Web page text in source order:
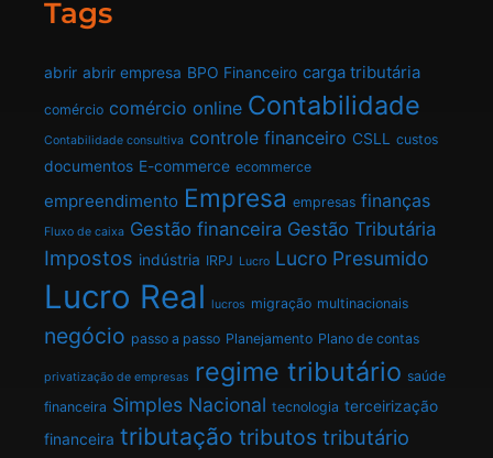
Tags
abrir abrir empresa BPO Financeiro carga tributária
comércio comércio online Contabilidade
Contabilidade consultiva controle financeiro CSLL custos
documentos E-commerce ecommerce
empreendimento Empresa empresas finanças
Fluxo de caixa Gestão financeira Gestão Tributária
Impostos indústria IRPJ Lucro Lucro Presumido
Lucro Real lucros migração multinacionais
negócio passo a passo Planejamento Plano de contas
privatização de empresas regime tributário saúde
financeira Simples Nacional tecnologia terceirização
financeira tributação tributos tributário